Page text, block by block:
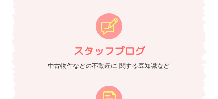
スタッフブログ
中古物件などの不動産に 関する豆知識など